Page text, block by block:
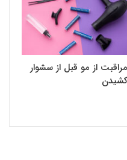
مراقبت از مو قبل از سشوار
کشیدن